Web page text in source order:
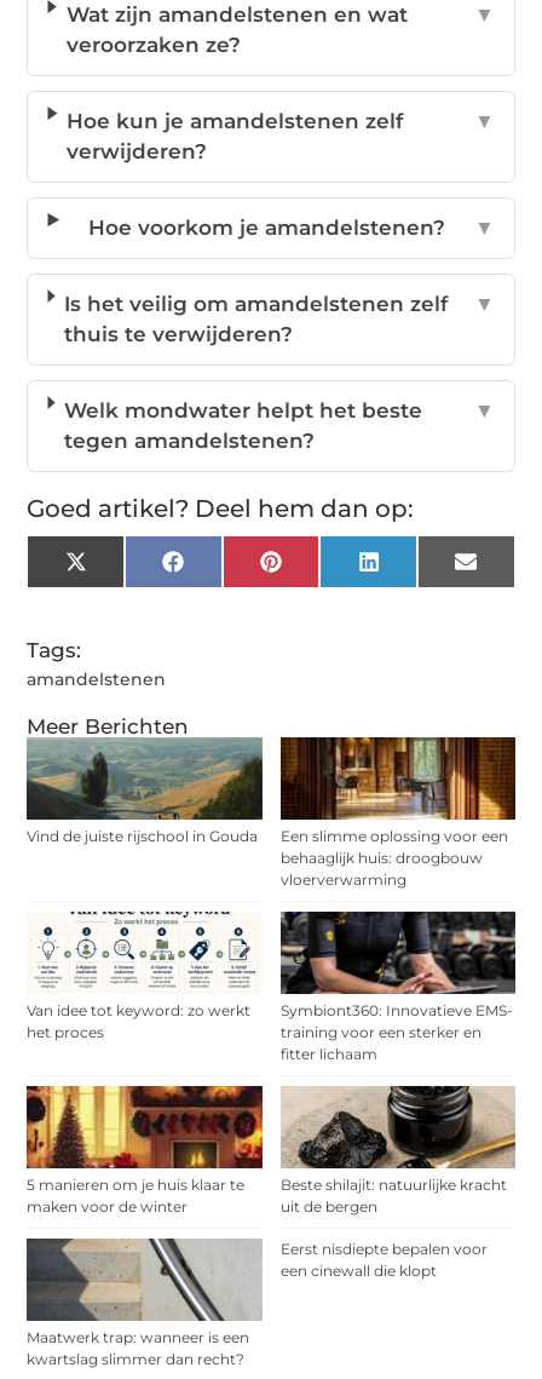
Meer Berichten
Vind de juiste rijschool in Gouda
Een slimme oplossing voor een
behaaglijk huis: droogbouw
vloerverwarming
Van idee tot keyword: zo werkt
het proces
Symbiont360: Innovatieve EMS-
training voor een sterker en
fitter lichaam
5 manieren om je huis klaar te
maken voor de winter
Beste shilajit: natuurlijke kracht
uit de bergen
Maatwerk trap: wanneer is een
kwartslag slimmer dan recht?
Eerst nisdiepte bepalen voor
een cinewall die klopt
Wat zijn amandelstenen en wat
veroorzaken ze?
▼
Hoe kun je amandelstenen zelf
verwijderen?
▼
Hoe voorkom je amandelstenen? ▼
Is het veilig om amandelstenen zelf
thuis te verwijderen?
▼
Welk mondwater helpt het beste
tegen amandelstenen?
▼
Goed artikel? Deel hem dan op:
X
(Twitter)
FacebookPinterestLinkedInEmail
Tags:
amandelstenen